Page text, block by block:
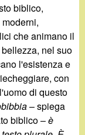
biblico,
che animano il
nel suo
l'esistenza e
con
di questo
– spiega
biblico –è